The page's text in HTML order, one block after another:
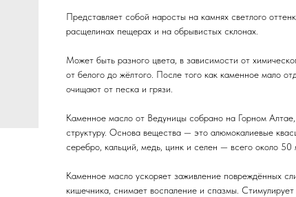
Представляет собой наросты на камнях светлого
расщелинах пещерах и на обрывистых склонах.
Может быть разного цвета, в зависимости от
от белого до жёлтого. После того как каменное мало
очищают от песка и грязи.
Каменное масло от Ведуницы собрано на Горном
структуру. Основа вещества — это алюмокалиевые
серебро, кальций, медь, цинк и селен — всего около 50
Каменное масло ускоряет заживление повреждённых
кишечника, снимает воспаление и спазмы. Стимулирует